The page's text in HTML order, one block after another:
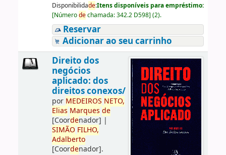
Disponibilidade:Itens disponíveis para empréstimo:
[Númerodechamada:342.2 D598] (2).
Reservar
Adicionar ao seu carrinho
Direito dos
negócios
aplicado: dos
direitos conexos/
por MEDEIROS NETO,
Elias Marques de
[Coordenador] |
SIMÃO FILHO,
Adalberto
[Coordenador].